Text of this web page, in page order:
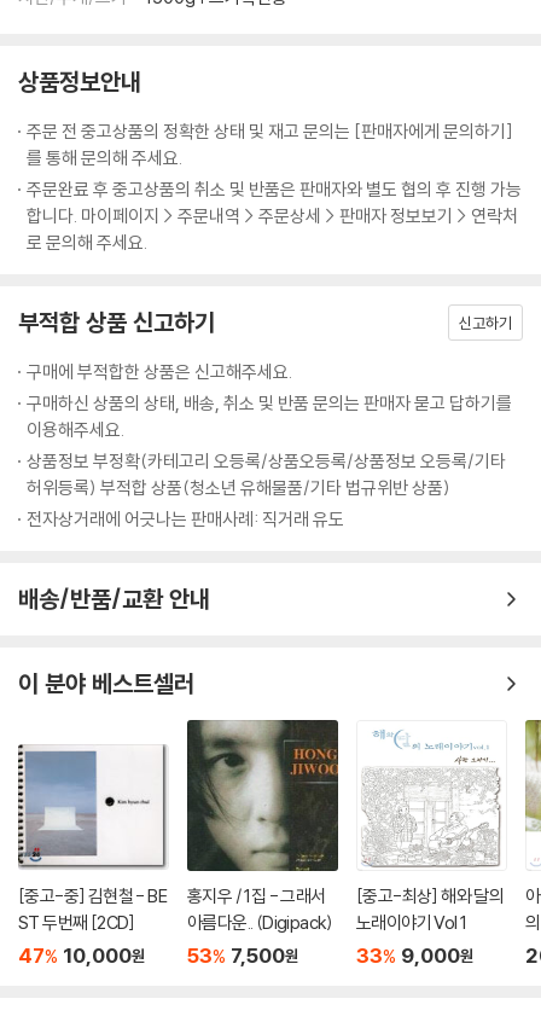
Vocal Directed by 이아립
Mixing by 강효민 (track 1, 2, 8)
강은구 (track 3, 4, 6, 7, 9, 10)
Mastering by 강효민 (Brickwall studio)
Photo by NINA AHN
Management by
Pageturner Inc.
Executive Producer 홍원근
Marketing Director 박미리새
상품정보안내
주문 전 중고상품의 정확한 상태 및 재고 문의는 [판매자에게 문의하기]
를 통해 문의해 주세요.
주문완료 후 중고상품의 취소 및 반품은 판매자와 별도 협의 후 진행 가능
합니다. 마이페이지 > 주문내역 > 주문상세 > 판매자 정보보기 > 연락처
로 문의해 주세요.
부적합 상품 신고하기 신고하기
구매에 부적합한 상품은 신고해주세요.
구매하신 상품의 상태, 배송, 취소 및 반품 문의는 판매자 묻고 답하기를
이용해주세요.
상품정보 부정확(카테고리 오등록/상품오등록/상품정보 오등록/기타
허위등록) 부적합 상품(청소년 유해물품/기타 법규위반 상품)
전자상거래에 어긋나는 판매사례: 직거래 유도
배송/반품/교환 안내
이 분야 베스트셀러
[중고-중] 김현철 - BE
ST 두번째 [2CD]
47% 10,000원
홍지우 / 1집 - 그래서
아름다운.. (Digipack)
53% 7,500원
[중고-최상] 해와 달의
노래이야기 Vol 1
33% 9,000원